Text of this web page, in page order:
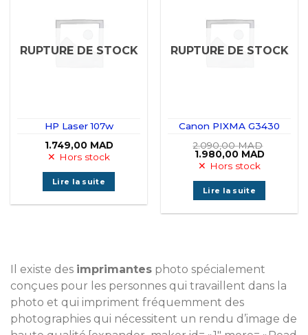
RUPTURE DE STOCK
HP Laser 107w
1.749,00 MAD
Hors stock
Lire la suite
RUPTURE DE STOCK
Canon PIXMA G3430
2.090,00MAD
Le
prix
initial
était :
2.090,00 MAD.
1.980,00 MADLe
est :
Hors stock
Lire la suite
Il existe des imprimantes photo spécialement
conçues pour les personnes qui travaillent dans la
photo et qui impriment fréquemment des
photographies qui nécessitent un rendu d’image de